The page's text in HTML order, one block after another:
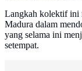
Langkah kolektif ini
Madura dalam
yang selama ini
setempat.